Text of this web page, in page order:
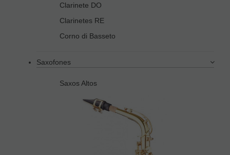
Clarinete DO
Clarinetes RE
Corno di Basseto
Saxofones
Saxos Altos